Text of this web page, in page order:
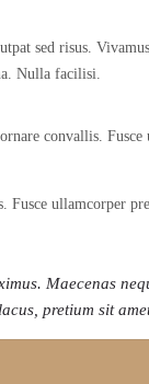
sed risus.
Nulla facilisi.
convallis.
Fusce ullamcorper
Maecenas
pretium sit